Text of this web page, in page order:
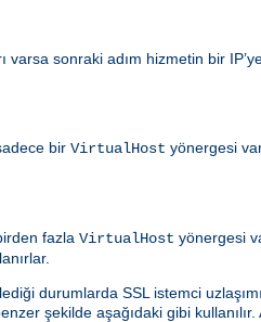
varsa sonraki adım hizmetin bir
bir VirtualHost yönergesi
fazla VirtualHost yönergesi
durumlarda SSL istemci
şekilde aşağıdaki gibi